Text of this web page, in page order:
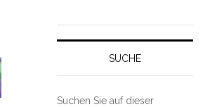
SUCHE
Suchen Sie auf dieser